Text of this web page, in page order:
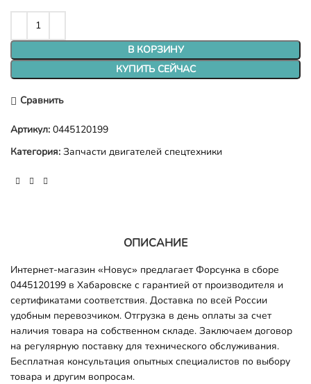
В КОРЗИНУ
КУПИТЬ СЕЙЧАС
Сравнить
Артикул: 0445120199
Категория: Запчасти двигателей спецтехники
ОПИСАНИЕ
Интернет-магазин «Новус» предлагает Форсунка в сборе
0445120199 в Хабаровске с гарантией от производителя и
сертификатами соответствия. Доставка по всей России
удобным перевозчиком. Отгрузка в день оплаты за счет
наличия товара на собственном складе. Заключаем договор
на регулярную поставку для технического обслуживания.
Бесплатная консультация опытных специалистов по выбору
товара и другим вопросам.